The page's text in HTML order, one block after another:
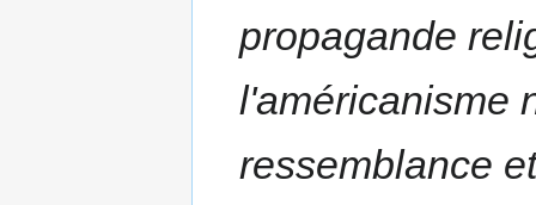
propagande
l'américanisme
ressemblance